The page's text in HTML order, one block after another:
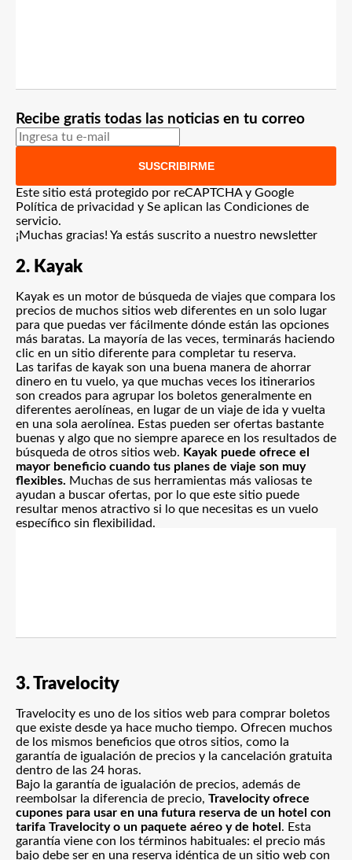
Recibe gratis todas las noticias en tu correo
SUSCRIBIRME
Este sitio está protegido por reCAPTCHA y Google
Política de privacidad y Se aplican las Condiciones de
servicio.
¡Muchas gracias! Ya estás suscrito a nuestro newsletter
2. Kayak
Kayak es un motor de búsqueda de viajes que compara los
precios de muchos sitios web diferentes en un solo lugar
para que puedas ver fácilmente dónde están las opciones
más baratas. La mayoría de las veces, terminarás haciendo
clic en un sitio diferente para completar tu reserva.
Las tarifas de kayak son una buena manera de ahorrar
dinero en tu vuelo, ya que muchas veces los itinerarios
son creados para agrupar los boletos generalmente en
diferentes aerolíneas, en lugar de un viaje de ida y vuelta
en una sola aerolínea. Estas pueden ser ofertas bastante
buenas y algo que no siempre aparece en los resultados de
búsqueda de otros sitios web. Kayak puede ofrece el
mayor beneficio cuando tus planes de viaje son muy
flexibles. Muchas de sus herramientas más valiosas te
ayudan a buscar ofertas, por lo que este sitio puede
resultar menos atractivo si lo que necesitas es un vuelo
específico sin flexibilidad.
3. Travelocity
Travelocity es uno de los sitios web para comprar boletos
que existe desde ya hace mucho tiempo. Ofrecen muchos
de los mismos beneficios que otros sitios, como la
garantía de igualación de precios y la cancelación gratuita
dentro de las 24 horas.
Bajo la garantía de igualación de precios, además de
reembolsar la diferencia de precio, Travelocity ofrece
cupones para usar en una futura reserva de un hotel con
tarifa Travelocity o un paquete aéreo y de hotel . Esta
garantía viene con los términos habituales: el precio más
bajo debe ser en una reserva idéntica de un sitio web con